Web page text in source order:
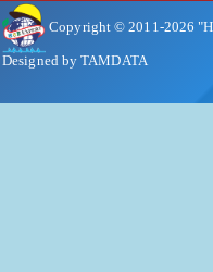
Copyright © 2011-2026
Designed by TAMDATA